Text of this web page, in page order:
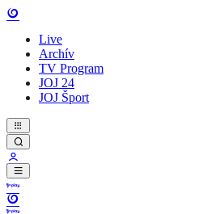
Live
Archív
TV Program
JOJ 24
JOJ Šport